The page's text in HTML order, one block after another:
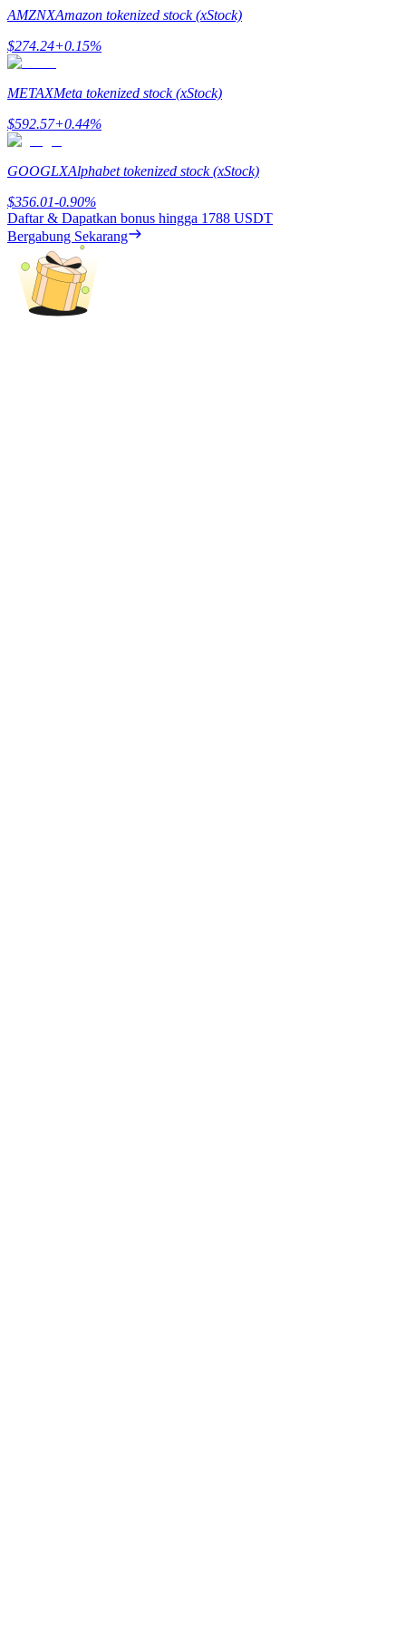
Memandu
Panduan Pemula Berjangka
Strategi perdagangan
Pelajari cara untuk tetap menghasilkan keuntungan
AMZNXAmazon tokenized stock (xStock)
$274.24+0.15%
METAXMeta tokenized stock (xStock)
$592.57+0.44%
GOOGLXAlphabet tokenized stock (xStock)
$356.01-0.90%
Daftar & Dapatkan bonus hingga 1788 USDT
Bergabung Sekarang